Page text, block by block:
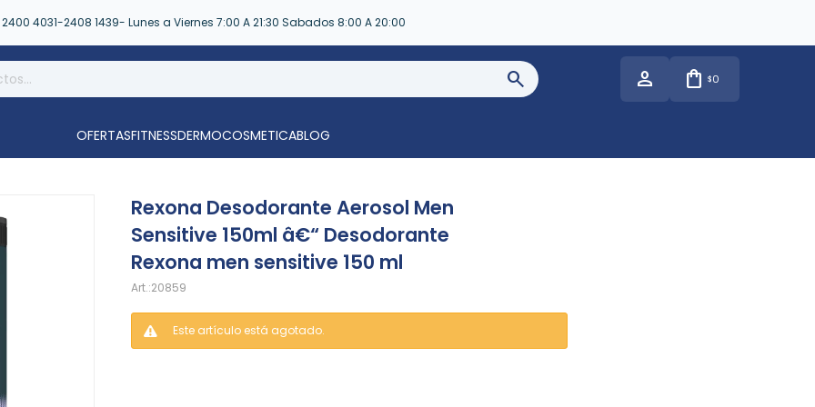
2400 4031-2408 1439- Lunes a Viernes 7:00 A 21:30 Sabados 8:00 A 20:00
$0
OFERTASFITNESSDERMOCOSMETICABLOG
Rexona Desodorante Aerosol Men
Sensitive 150ml â€“ Desodorante
Rexona men sensitive 150 ml
20859
Este artículo está agotado.